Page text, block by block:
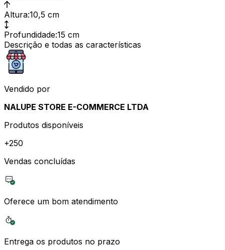
Altura:10,5 cm
Profundidade:15 cm
Descrição e todas as características
Vendido por
NALUPE STORE E-COMMERCE LTDA
Produtos disponíveis
+250
Vendas concluídas
Oferece um bom atendimento
Entrega os produtos no prazo